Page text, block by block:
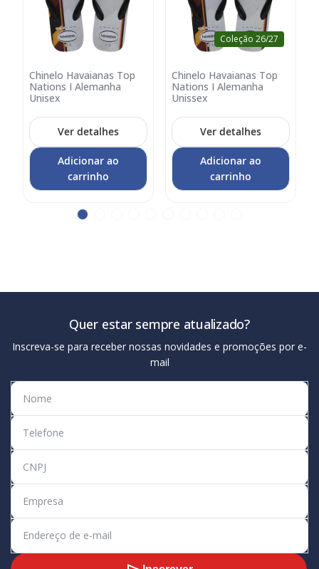
Chinelo Havaianas Top
Nations I Alemanha
Unisex
Adicionar
no
carrinho
Ver detalhes
Adicionar ao
carrinho
Coleção 26/27
Chinelo Havaianas Top
Nations I Alemanha
Unissex
Adicionar
no
carrinho
Ver detalhes
Adicionar ao
carrinho
Quer estar sempre atualizado?
Inscreva-se para receber nossas novidades e promoções por e-
mail